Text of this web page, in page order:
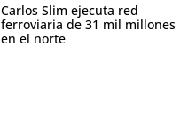
Carlos Slim ejecuta red
ferroviaria de 31 mil millones
en el norte